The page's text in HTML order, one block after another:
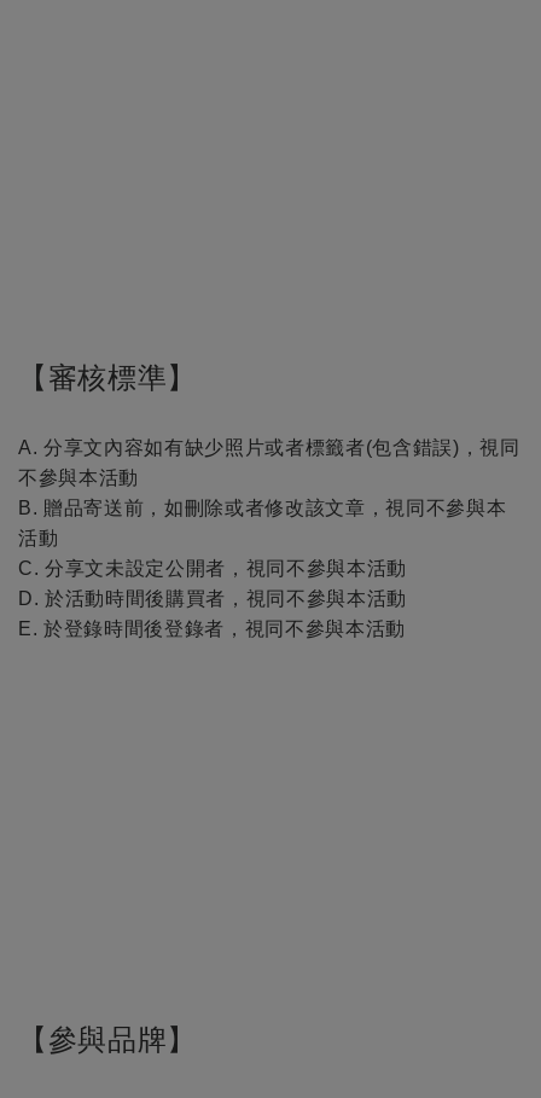
【審核標準】
A. 分享文內容如有缺少照片或者標籤者(包含錯誤)，視同
不參與本活動
B. 贈品寄送前，如刪除或者修改該文章，視同不參與本
活動
C. 分享文未設定公開者，視同不參與本活動
D. 於活動時間後購買者，視同不參與本活動
E. 於登錄時間後登錄者，視同不參與本活動
【參與品牌】